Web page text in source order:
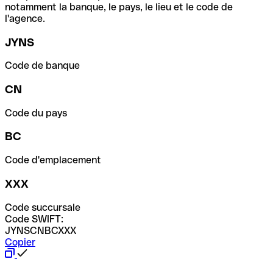
notamment la banque, le pays, le lieu et le code de
l'agence.
JYNS
Code de banque
CN
Code du pays
BC
Code d'emplacement
XXX
Code succursale
Code SWIFT:
JYNSCNBCXXX
Copier